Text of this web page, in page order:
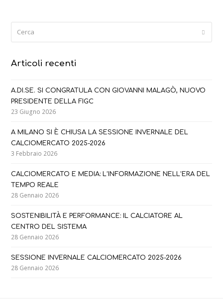
Submit
Articoli recenti
A.DI.SE. SI CONGRATULA CON GIOVANNI MALAGÒ, NUOVO
PRESIDENTE DELLA FIGC
23 Giugno 2026
A MILANO SI È CHIUSA LA SESSIONE INVERNALE DEL
CALCIOMERCATO 2025-2026
3 Febbraio 2026
CALCIOMERCATO E MEDIA: L’INFORMAZIONE NELL’ERA DEL
TEMPO REALE
28 Gennaio 2026
SOSTENIBILITÀ E PERFORMANCE: IL CALCIATORE AL
CENTRO DEL SISTEMA
28 Gennaio 2026
SESSIONE INVERNALE CALCIOMERCATO 2025-2026
28 Gennaio 2026